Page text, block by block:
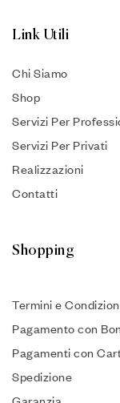
Link Utili
Chi Siamo
Shop
Servizi Per
Servizi Per Privati
Realizzazioni
Contatti
Shopping
Termini e
Pagamento con
Pagamenti con
Spedizione